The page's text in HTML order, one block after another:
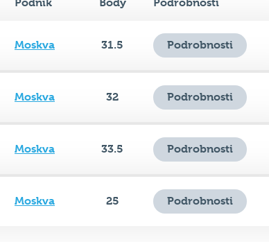
Moskva 31.5 Podrobnosti
Moskva 32 Podrobnosti
Moskva 33.5 Podrobnosti
Moskva 25 Podrobnosti